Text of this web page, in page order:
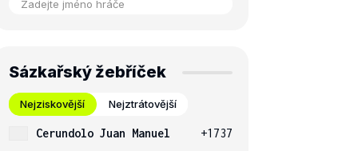
Sázkařský žebříček
Nejziskovější Nejztrátovější
Cerundolo Juan Manuel
+1737